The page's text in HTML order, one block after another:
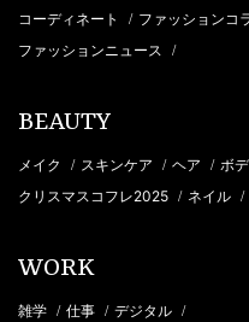
コーディネート / ファッションコ
ファッションニュース /
BEAUTY
メイク / スキンケア / ヘア / ボ
クリスマスコフレ2025 / ネイル /
WORK
雑学 / 仕事 / デジタル /